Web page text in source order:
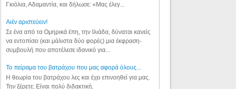
Γκιόλια, Αδαμαντία, και δήλωσε: «Μας έλεγ...
Aιέν αριστεύειν!
Σε ένα από τα Ομηρικά έπη, την Ιλιάδα, δύναται κανείς
να εντοπίσει (και μάλιστα δύο φορές) μια έκφραση-
συμβουλή που αποτέλεσε ιδανικό για...
Το πείραμα του βατράχου που μας αφορά όλους...
Η θεωρία του βατράχου λες και έχει επινοηθεί για μας.
Την ξέρετε; Είναι πολύ διδακτική.